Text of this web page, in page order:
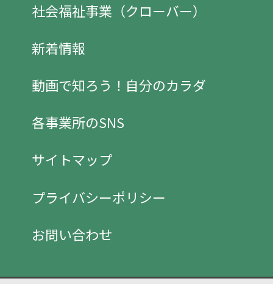
社会福祉事業（クローバー）
新着情報
動画で知ろう！自分のカラダ
各事業所のSNS
サイトマップ
プライバシーポリシー
お問い合わせ